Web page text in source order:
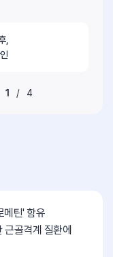
,
1 / 4
메틴' 함유
골격계 질환에